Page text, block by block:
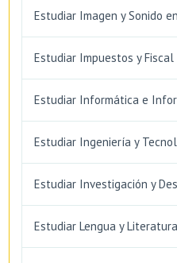
Estudiar Imagen y Sonido
Estudiar Impuestos y Fiscal
Estudiar Informática e
Estudiar Ingeniería y
Estudiar Investigación y
Estudiar Lengua y